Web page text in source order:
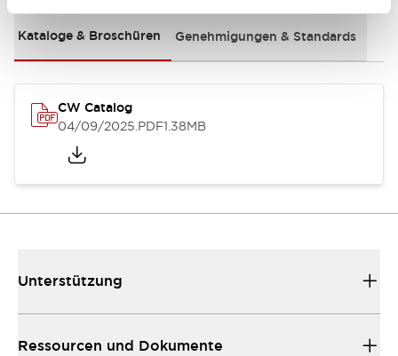
Kataloge & Broschüren Genehmigungen & Standards
CW Catalog
04/09/2025.PDF1.38MB
Unterstützung
Ressourcen und Dokumente